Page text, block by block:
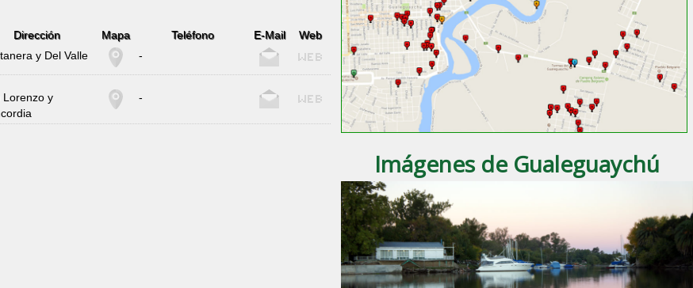
Dirección Mapa Teléfono E-Mail
Web
y Del Valle -
Lorenzo y
-
Imágenes de Gualeguaychú